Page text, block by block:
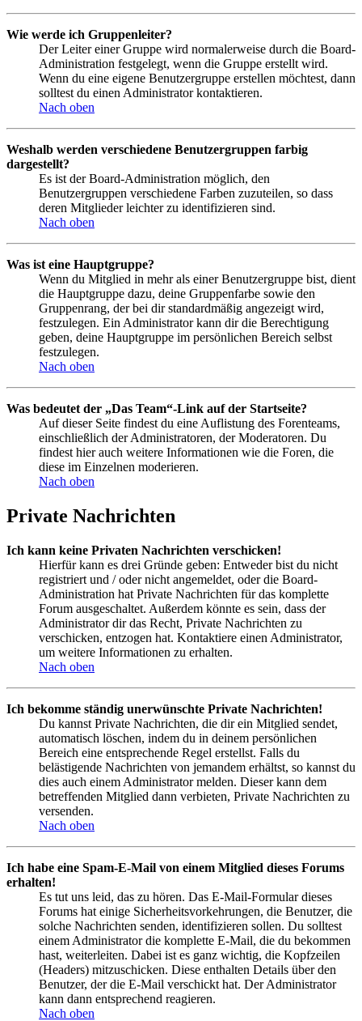
Wie werde ich Gruppenleiter?
Der Leiter einer Gruppe wird normalerweise durch die Board-
Administration festgelegt, wenn die Gruppe erstellt wird.
Wenn du eine eigene Benutzergruppe erstellen möchtest, dann
solltest du einen Administrator kontaktieren.
Nach oben
Weshalb werden verschiedene Benutzergruppen farbig
dargestellt?
Es ist der Board-Administration möglich, den
Benutzergruppen verschiedene Farben zuzuteilen, so dass
deren Mitglieder leichter zu identifizieren sind.
Nach oben
Was ist eine Hauptgruppe?
Wenn du Mitglied in mehr als einer Benutzergruppe bist, dient
die Hauptgruppe dazu, deine Gruppenfarbe sowie den
Gruppenrang, der bei dir standardmäßig angezeigt wird,
festzulegen. Ein Administrator kann dir die Berechtigung
geben, deine Hauptgruppe im persönlichen Bereich selbst
festzulegen.
Nach oben
Was bedeutet der „Das Team“-Link auf der Startseite?
Auf dieser Seite findest du eine Auflistung des Forenteams,
einschließlich der Administratoren, der Moderatoren. Du
findest hier auch weitere Informationen wie die Foren, die
diese im Einzelnen moderieren.
Nach oben
Private Nachrichten
Ich kann keine Privaten Nachrichten verschicken!
Hierfür kann es drei Gründe geben: Entweder bist du nicht
registriert und / oder nicht angemeldet, oder die Board-
Administration hat Private Nachrichten für das komplette
Forum ausgeschaltet. Außerdem könnte es sein, dass der
Administrator dir das Recht, Private Nachrichten zu
verschicken, entzogen hat. Kontaktiere einen Administrator,
um weitere Informationen zu erhalten.
Nach oben
Ich bekomme ständig unerwünschte Private Nachrichten!
Du kannst Private Nachrichten, die dir ein Mitglied sendet,
automatisch löschen, indem du in deinem persönlichen
Bereich eine entsprechende Regel erstellst. Falls du
belästigende Nachrichten von jemandem erhältst, so kannst du
dies auch einem Administrator melden. Dieser kann dem
betreffenden Mitglied dann verbieten, Private Nachrichten zu
versenden.
Nach oben
Ich habe eine Spam-E-Mail von einem Mitglied dieses Forums
erhalten!
Es tut uns leid, das zu hören. Das E-Mail-Formular dieses
Forums hat einige Sicherheitsvorkehrungen, die Benutzer, die
solche Nachrichten senden, identifizieren sollen. Du solltest
einem Administrator die komplette E-Mail, die du bekommen
hast, weiterleiten. Dabei ist es ganz wichtig, die Kopfzeilen
(Headers) mitzuschicken. Diese enthalten Details über den
Benutzer, der die E-Mail verschickt hat. Der Administrator
kann dann entsprechend reagieren.
Nach oben